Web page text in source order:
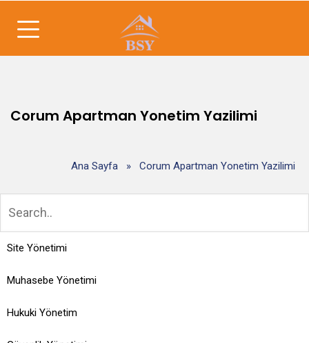
Corum Apartman Yonetim Yazilimi
Ana Sayfa » Corum Apartman Yonetim Yazilimi
Site Yönetimi
Muhasebe Yönetimi
Hukuki Yönetim